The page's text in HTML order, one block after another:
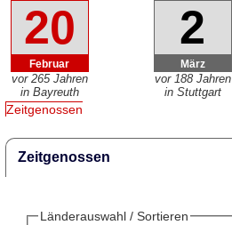
20
Februar
vor 265 Jahren
in Bayreuth
2
März
vor 188 Jahren
in Stuttgart
Zeitgenossen
Zeitgenossen
Länderauswahl / Sortieren